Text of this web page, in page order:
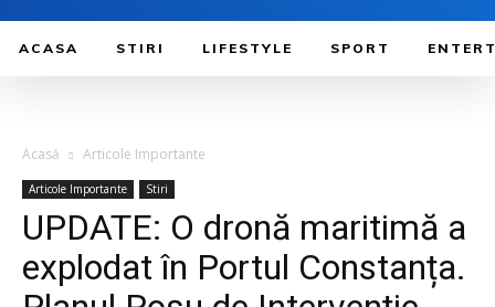
ACASA STIRI LIFESTYLE SPORT
Acasă Articole Importante
Articole Importante Stiri
UPDATE: O dronă maritimă a
explodat în Portul Constanța.